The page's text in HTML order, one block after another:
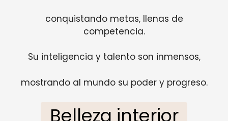
conquistando metas, llenas de
competencia.
Su inteligencia y talento son inmensos,
mostrando al mundo su poder y progreso.
Belleza interior